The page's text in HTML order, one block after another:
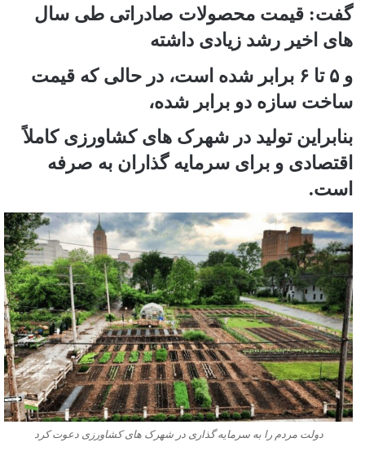
گفت: قیمت محصولات صادراتی طی سال
های اخیر رشد زیادی داشته
و ۵ تا ۶ برابر شده است، در حالی که قیمت
ساخت سازه دو برابر شده،
بنابراین تولید در شهرک های کشاورزی کاملاً
اقتصادی و برای سرمایه گذاران به صرفه
است.
دولت مردم را به سرمایه گذاری در شهرک های کشاورزی دعوت کرد